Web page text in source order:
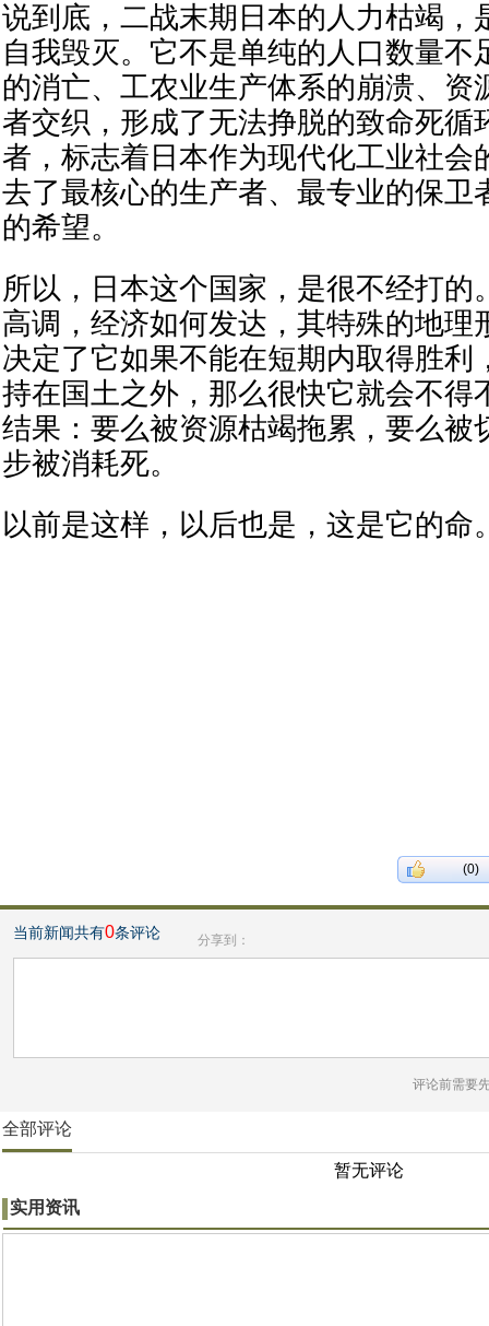
说到底，二战末期日本的人力枯竭，
自我毁灭。它不是单纯的人口数量不
的消亡、工农业生产体系的崩溃、资
者交织，形成了无法挣脱的致命死循
者，标志着日本作为现代化工业社会
去了最核心的生产者、最专业的保卫
的希望。
所以，日本这个国家，是很不经打的
高调，经济如何发达，其特殊的地理
决定了它如果不能在短期内取得胜利
持在国土之外，那么很快它就会不得
结果：要么被资源枯竭拖累，要么被
步被消耗死。
以前是这样，以后也是，这是它的命
(0)
当前新闻共有0条评论 分享到：
评论前需要
全部评论
暂无评论
实用资讯